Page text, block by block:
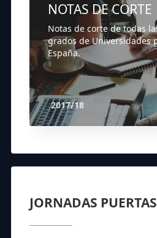
NOTAS DE CORTE
Notas de corte de todas
grados de Universidades
España.
2017/18
JORNADAS